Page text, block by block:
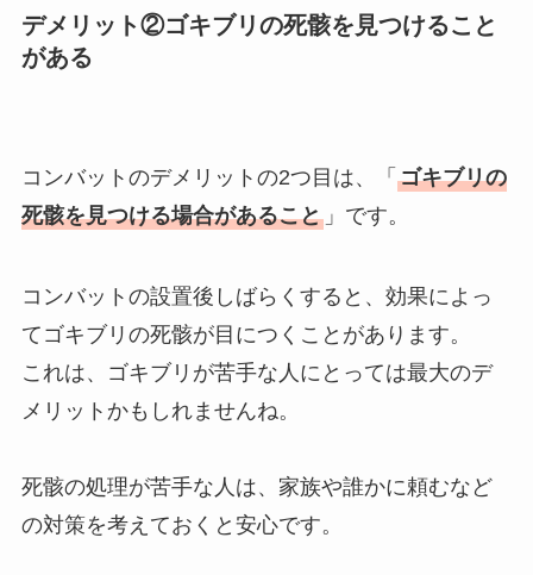
デメリット②ゴキブリの死骸を見つけること
がある
コンバットのデメリットの2つ目は、「 ゴキブリの
死骸を見つける場合があること」です。
コンバットの設置後しばらくすると、効果によっ
てゴキブリの死骸が目につくことがあります。
これは、ゴキブリが苦手な人にとっては最大のデ
メリットかもしれませんね。
死骸の処理が苦手な人は、家族や誰かに頼むなど
の対策を考えておくと安心です。